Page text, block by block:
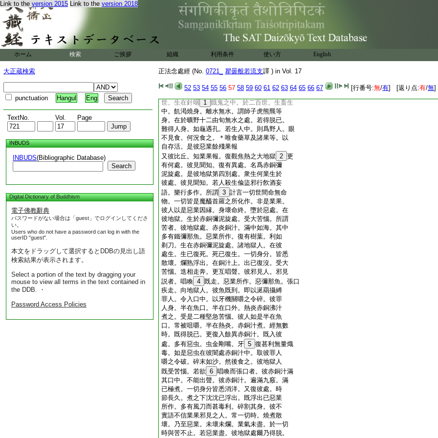
Link to the version 2015 Link to the version 2018
ホーム 検索 ご挨拶 組織 利用条件 使い方 English
大正蔵検索
punctuation Hangul Eng
TextNo. Vol. Page
INBUDS
INBUDS(Bibliographic Database)
Search
Digital Dictionary of Buddhism
電子佛教辭典
パスワードがない場合は「guest」でログインしてくださ
い。
Users who do not have a password can log in with the
userID "guest".
本文をドラッグして選択するとDDBの見出し語
検索結果が表示されます。
Select a portion of the text by dragging your
mouse to view all terms in the text contained in
the DDB. ・
Password Access Policies
正法念處經 (No. 0721_ 瞿曇般若流支譯 ) in Vol. 17
52 53 54 55 56 57 58 59 60 61 62 63 64 65 66 67 [行番号:無/有] [返り点:有/無]
獄人。生龍群中。衆龍迴轉。拶磨罪人。碎如
糗摶。復有生在龍口中者。彼牙毒炎。連急
速嚼。有無量到。若百千到。死已復生。生已
復嚼嚼已復死。死已復生。彼諸罪人。三種
罪人。生三火中。受堅＊
苦。自業相似。復有
罪人。惡業行者。常一切時。在火中生。燒煮
15 拶磨乾燥碎散。乃至惡業破壞無氣。腐爛盡
滅。彼地獄處爾乃得脱。既得脱已。百五十
世。生在針咽
1 餓鬼之中。於二百世。生畜生
中。飢渇燒身。離水無水。謂師子虎熊羆等
身。在於曠野十二由旬無水之處。若得脱已。
難得人身。如龜遇孔。若生人中。則爲野人。眼
不見食。何況食之。＊唯食藥草及諸果等。以
自存活。是彼惡業餘殘果報
又彼比丘。知業果報。復觀焦熱之大地獄 2 更
有何處。彼見聞知。復有異處。名爲赤銅彌
泥旋處。是彼地獄第四別處。衆生何業生於
彼處。彼見聞知。若人殺生偸盜邪行飮酒妄
語。樂行多作。所謂 3 計言一切世間命無命
物。一切皆是魔醯首羅之所化作。非是業果。
彼人以是惡業因縁。身壞命終。墮於惡處。在
彼地獄。生於赤銅彌泥旋處。受大苦惱。所謂
苦者。彼地獄處。赤炎銅汁。滿中如海。其中
多有鐵彌那魚。惡業所作。復有樹葉。利如
剃刀。生在赤銅彌泥旋處。諸地獄人。在彼
處生。生已復死。死已復生。一切身分。皆悉
散壞。爛熟浮出。在銅汁上。出已復沒。受大
苦惱。迭相走奔。更互唱聲。彼邪見人。邪見
説者。唱喚 4 既走。惡業所作。惡彌那魚。張口
疾走。向地獄人。彼魚既到。即以涎羂攝縛
罪人。令入口中。以牙機關嚼之令碎。彼罪
人身。半在魚口。半在口外。熱炎赤銅沸汁
煮之。受是二種堅急苦惱。彼人如是半在魚
口。常被咀嚼。半在熱炎。赤銅汁煮。經無數
時。既得脱已。更復入餘異赤銅汁。既入彼
處。多有惡虫。虫金剛嘴。牙 5 復甚利無量熾
毒。如是惡虫在彼闇處赤銅汁中。取彼罪人
嚼之令破。碎末如沙。然後食之。彼地獄人
既受苦惱。若欲 6 唱喚而張口者。彼赤銅汁滿
其口中。不能出聲。彼赤銅汁。遍滿九竅。滿
已極煮。一切身分皆悉消洋。又復彼處。時
節長久。煮之下沈沈已浮出。既浮出已惡業
所作。多有風刀而甚毒利。碎割其身。彼不
實語不信業果邪見之人。常一切時。燒煮散
壞。乃至惡業。未壞未爛。業氣未盡。於一切
時與苦不止。若惡業盡。彼地獄處爾乃得脱。